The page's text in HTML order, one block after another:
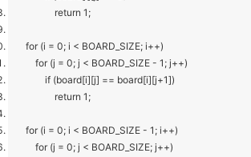
return 1;
for (i = 0; i < BOARD_SIZE; i++)
for (j = 0; j < BOARD_SIZE - 1; j++)
if (board[i][j] == board[i][j+1])
return 1;
for (i = 0; i < BOARD_SIZE - 1; i++)
for (j = 0; j < BOARD_SIZE; j++)